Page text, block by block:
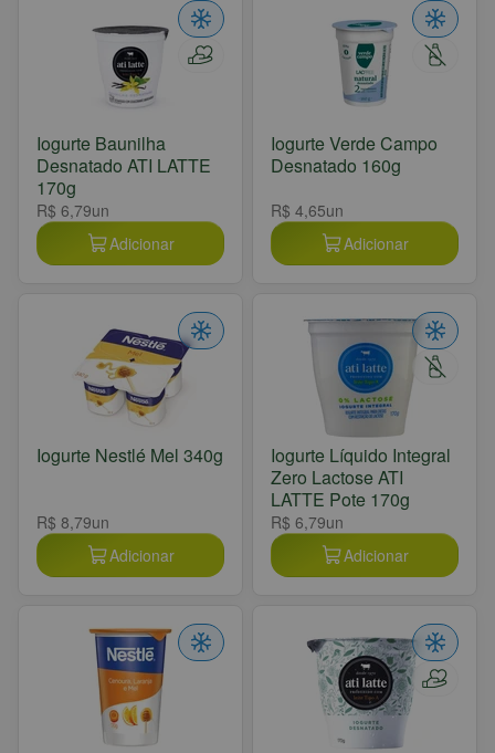
Iogurte Baunilha
Desnatado ATI LATTE
170g
R$ 6,79un
Adicionar
Iogurte Verde Campo
Desnatado 160g
R$ 4,65un
Adicionar
Iogurte Nestlé Mel 340g
R$ 8,79un
Adicionar
Iogurte Líquido Integral
Zero Lactose ATI
LATTE Pote 170g
R$ 6,79un
Adicionar